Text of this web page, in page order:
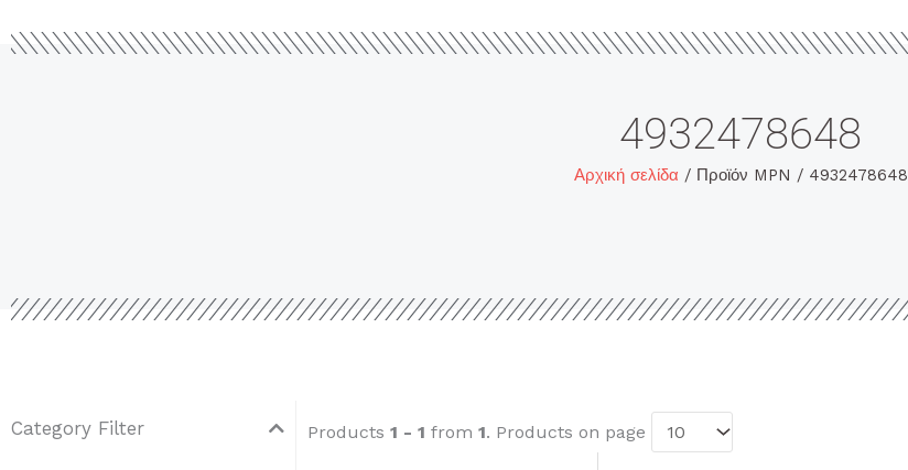
4932478648
Αρχική σελίδα / Προϊόν MPN / 4932478648
Category Filter Products 1 - 1 from 1. Products on page